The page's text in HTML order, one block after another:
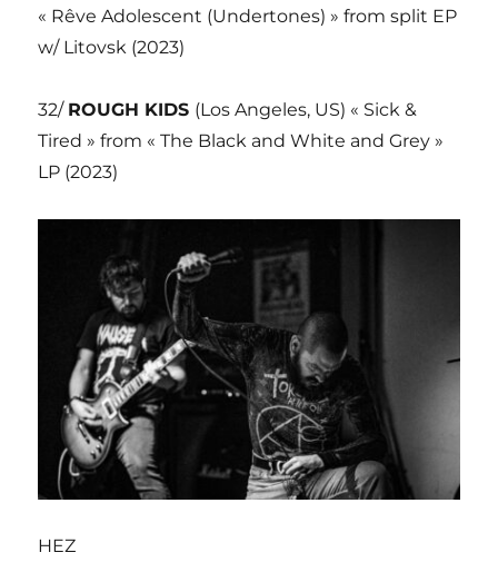
« Rêve Adolescent (Undertones) » from split EP
w/ Litovsk (2023)
32/ ROUGH KIDS (Los Angeles, US) « Sick &
Tired » from « The Black and White and Grey »
LP (2023)
HEZ